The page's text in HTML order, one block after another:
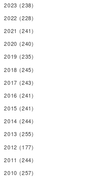
2023 (238)
2022 (228)
2021 (241)
2020 (240)
2019 (235)
2018 (245)
2017 (243)
2016 (241)
2015 (241)
2014 (244)
2013 (255)
2012 (177)
2011 (244)
2010 (257)